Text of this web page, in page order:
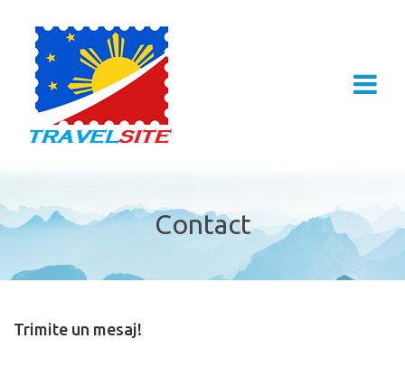
Contact
Trimite un mesaj!